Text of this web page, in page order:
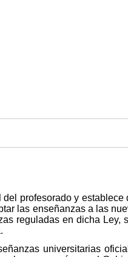
profesorado y establece
las enseñanzas a las
reguladas en dicha Ley,
universitarias